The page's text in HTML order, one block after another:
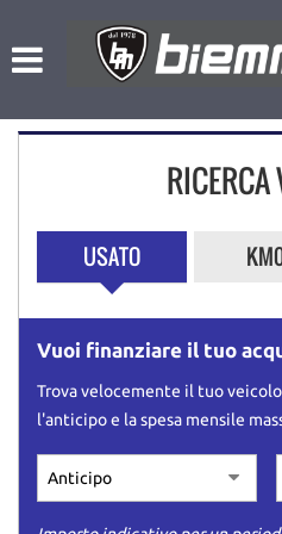
NOLEGGIO A BREVE TERMINE
L’AZIENDA
ACQUISTIAMO USATO
ASSISTENZA
CONTATTI
RICERCA
USATO
Vuoi finanziare il tuo
Trova velocemente il tuo
l'anticipo e la spesa mensile
tue
consenso
pannello
consente
le
preferenze
di
alle